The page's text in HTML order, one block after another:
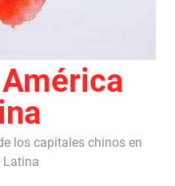
los capitales chinos en
Latina